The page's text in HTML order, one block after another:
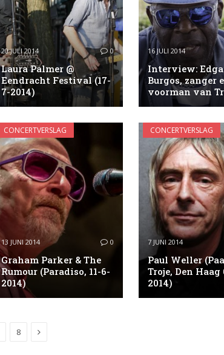
20 JULI 2014 0
Laura Palmer @
Eendracht Festival (17-
7-2014)
16 JULI 2014
Interview:
Burgos, zanger
voorman van
CONCERTVERSLAG
13 JUNI 2014 0
Graham Parker & The
Rumour (Paradiso, 11-6-
2014)
CONCERTVERSLAG
7 JUNI 2014
Paul Weller
Troje, Den Haag
2014)
8 Next